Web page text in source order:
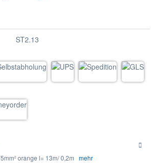
ST2.13
orange l= 13m/ 0,2m mehr